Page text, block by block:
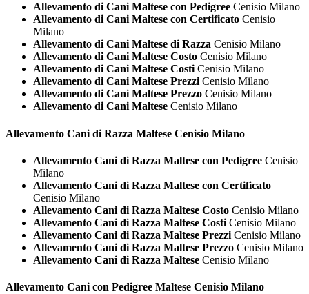
Allevamento di Cani Maltese con Pedigree Cenisio Milano
Allevamento di Cani Maltese con Certificato Cenisio
Milano
Allevamento di Cani Maltese di Razza Cenisio Milano
Allevamento di Cani Maltese Costo Cenisio Milano
Allevamento di Cani Maltese Costi Cenisio Milano
Allevamento di Cani Maltese Prezzi Cenisio Milano
Allevamento di Cani Maltese Prezzo Cenisio Milano
Allevamento di Cani Maltese Cenisio Milano
Allevamento Cani di Razza Maltese Cenisio Milano
Allevamento Cani di Razza Maltese con Pedigree Cenisio
Milano
Allevamento Cani di Razza Maltese con Certificato
Cenisio Milano
Allevamento Cani di Razza Maltese Costo Cenisio Milano
Allevamento Cani di Razza Maltese Costi Cenisio Milano
Allevamento Cani di Razza Maltese Prezzi Cenisio Milano
Allevamento Cani di Razza Maltese Prezzo Cenisio Milano
Allevamento Cani di Razza Maltese Cenisio Milano
Allevamento Cani con Pedigree Maltese Cenisio Milano